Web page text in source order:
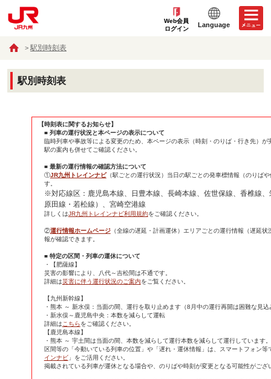
Web会員
ログイン
Language
駅別時刻表
駅別時刻表
【時刻表に関するお知らせ】
■ 列車の運行状況と本ページの表示について
臨時列車や事故等による変更のため、本ページの表示（時刻・のりば・行き先）
駅の案内も併せてご確認ください。
■ 最新の運行情報の確認方法について
①JR九州トレインナビ（駅ごとの運行状況）当日の駅ごとの発車標情報（のりば
す。
※対応線区：鹿児島本線、日豊本線、長崎本線、佐世保線、香椎線
原田線・若松線）、宮崎空港線
詳しくはJR九州トレインナビ利用規約をご確認ください。
②運行情報ホームページ（全線の遅延・計画運休）エリアごとの運行情報（遅延
報が確認できます。
■ 特定の区間・列車の運休について
・【肥薩線】
災害の影響により、八代～吉松間は不通です。
詳細は災害に伴う運行状況のご案内をご覧ください。
【九州新幹線】
・熊本 ～ 新水俣：当面の間、運行を取り止めます（8月中の運行再開は困難な見込
・新水俣～鹿児島中央：本数を減らして運転
詳細は こちらをご確認ください。
【鹿児島本線】
・熊本 ～ 宇土間は当面の間、本数を減らして運行本数を減らして運行しています。
区間等の「今動いている列車の位置」や「遅れ・運休情報」は、スマートフォン等
インナビ」をご活用ください。
掲載されている列車が運休となる場合や、のりばや時刻が変更となる可能性がご